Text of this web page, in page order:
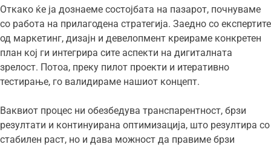
Откако ќе ја дознаеме состојбата на пазарот, почнуваме
со работа на прилагодена стратегија. Заедно со експертите
од маркетинг, дизајн и девелопмент креираме конкретен
план кој ги интегрира сите аспекти на дигиталната
зрелост. Потоа, преку пилот проекти и итеративно
тестирање, го валидираме нашиот концепт.
Ваквиот процес ни обезбедува транспарентност, брзи
резултати и континуирана оптимизација, што резултира со
стабилен раст, но и дава можност да правиме брзи